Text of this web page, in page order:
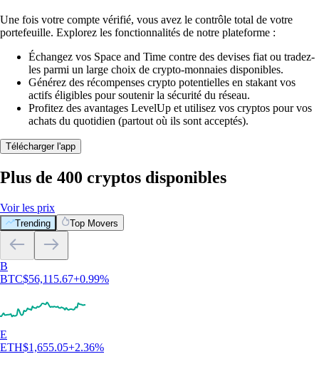
Une fois votre compte vérifié, vous avez le contrôle total de votre
portefeuille. Explorez les fonctionnalités de notre plateforme :
Échangez vos Space and Time contre des devises fiat ou tradez-
les parmi un large choix de crypto-monnaies disponibles.
Générez des récompenses crypto potentielles en stakant vos
actifs éligibles pour soutenir la sécurité du réseau.
Profitez des avantages LevelUp et utilisez vos cryptos pour vos
achats du quotidien (partout où ils sont acceptés).
Télécharger l'app
Plus de 400 cryptos disponibles
Voir les prix
Trending Top Movers
B
BTC$56,115.67+0.99%
E
ETH$1,655.05+2.36%